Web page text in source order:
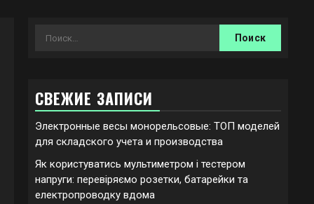
Найти:
СВЕЖИЕ ЗАПИСИ
Электронные весы монорельсовые: ТОП моделей
для складского учета и производства
Як користуватись мультиметром і тестером
напруги: перевіряємо розетки, батарейки та
електропроводку вдома